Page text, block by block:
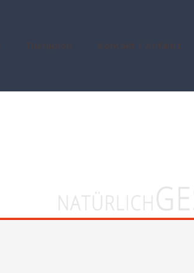
Therapien Kontakt / Anfahrt